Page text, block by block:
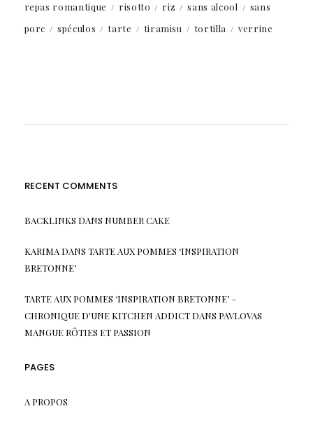
repas romantique
risotto riz sans alcool
sans
porc
spéculos tarte tiramisu tortilla verrine
RECENT COMMENTS
BACKLINKS DANS NUMBER CAKE
KARIMADANS TARTE AUX POMMES ‘INSPIRATION
BRETONNE’
TARTE AUX POMMES ‘INSPIRATION BRETONNE’ –
CHRONIQUE D'UNE KITCHEN ADDICTDANS PAVLOVAS
MANGUE RÔTIES ET PASSION
PAGES
A PROPOS